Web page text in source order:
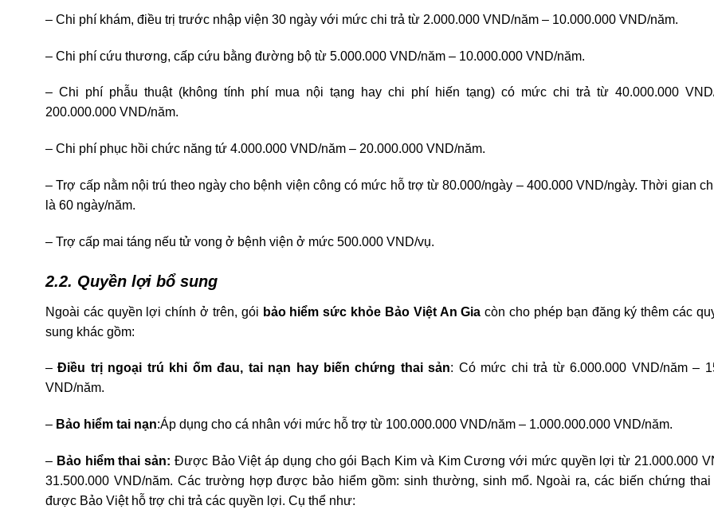
– Chi phí khám, điều trị trước nhập viện 30 ngày với mức chi trả từ 2.000.000 VND/năm – 10.000.000 VND/năm.
– Chi phí cứu thương, cấp cứu bằng đường bộ từ 5.000.000 VND/năm – 10.000.000 VND/năm.
– Chi phí phẫu thuật (không tính phí mua nội tạng hay chi phí hiến tạng) có mức chi trả từ 40.000.000
200.000.000 VND/năm.
– Chi phí phục hồi chức năng tứ 4.000.000 VND/năm – 20.000.000 VND/năm.
– Trợ cấp nằm nội trú theo ngày cho bệnh viện công có mức hỗ trợ từ 80.000/ngày – 400.000 VND/ngày. Thời gian
là 60 ngày/năm.
– Trợ cấp mai táng nếu tử vong ở bệnh viện ở mức 500.000 VND/vụ.
2.2. Quyền lợi bổ sung
Ngoài các quyền lợi chính ở trên, gói bảo hiểm sức khỏe Bảo Việt An Giacòn cho phép bạn đăng ký thêm các
sung khác gồm:
–Điều trị ngoại trú khi ốm đau, tai nạn hay biến chứng thai sản: Có mức chi trả từ 6.000.000 VND/năm –
VND/năm.
– Bảo hiểm tai nạn:Áp dụng cho cá nhân với mức hỗ trợ từ 100.000.000 VND/năm – 1.000.000.000 VND/năm.
– Bảo hiểm thai sản: Được Bảo Việt áp dụng cho gói Bạch Kim và Kim Cương với mức quyền lợi từ 21.000.000
31.500.000 VND/năm. Các trường hợp được bảo hiểm gồm: sinh thường, sinh mổ. Ngoài ra, các biến chứng thai
được Bảo Việt hỗ trợ chi trả các quyền lợi. Cụ thể như: